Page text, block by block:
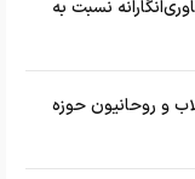
نسبت به
و روحانیون حوزه